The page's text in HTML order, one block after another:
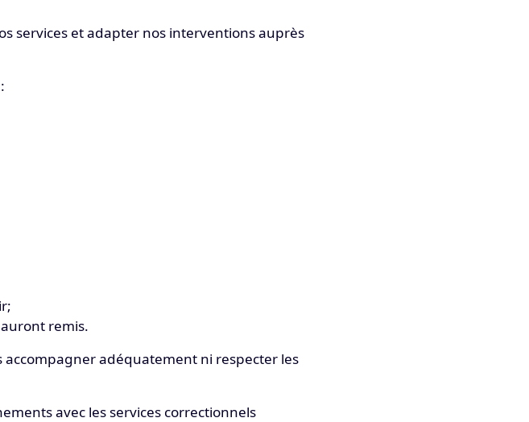
services et adapter nos interventions auprès
remis.
adéquatement ni respecter les
avec les services correctionnels